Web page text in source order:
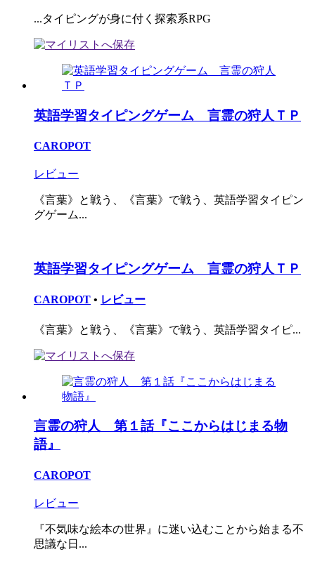
...タイピングが身に付く探索系RPG
英語学習タイピングゲーム 言霊の狩人ＴＰ
CAROPOT
レビュー
《言葉》と戦う、《言葉》で戦う、英語学習タイピン
グゲーム...
英語学習タイピングゲーム 言霊の狩人ＴＰ
CAROPOT • レビュー
《言葉》と戦う、《言葉》で戦う、英語学習タイピ...
言霊の狩人 第１話『ここからはじまる物
語』
CAROPOT
レビュー
『不気味な絵本の世界』に迷い込むことから始まる不
思議な日...